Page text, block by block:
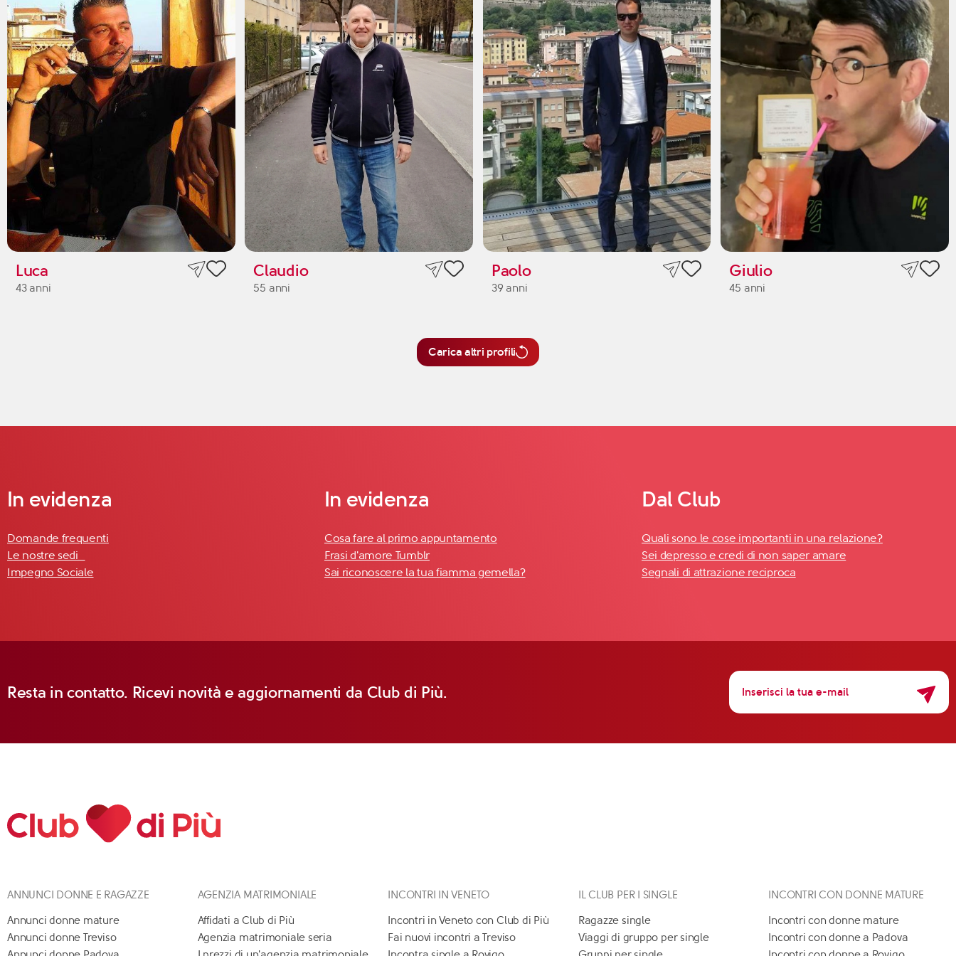
Luca
43 anni
Claudio
55 anni
Paolo
39 anni
Giulio
45 anni
Carica altri profili
In evidenza
Domande frequenti
Le nostre sedi
Impegno Sociale
In evidenza
Cosa fare al primo appuntamento
Frasi d'amore Tumblr
Sai riconoscere la tua fiamma gemella?
Dal Club
Quali sono le cose importanti in una relazione?
Sei depresso e credi di non saper amare
Segnali di attrazione reciproca
Resta in contatto. Ricevi novità e aggiornamenti da Club di Più.
ANNUNCI DONNE E RAGAZZE
Annunci donne mature
Annunci donne Treviso
AGENZIA MATRIMONIALE
Affidati a Club di Più
Agenzia matrimoniale seria
INCONTRI IN VENETO
Incontri in Veneto con Club di Più
Fai nuovi incontri a Treviso
IL CLUB PER I SINGLE
Ragazze single
Viaggi di gruppo per single
INCONTRI CON DONNE MATURE
Incontri con donne mature
Incontri con donne a Padova